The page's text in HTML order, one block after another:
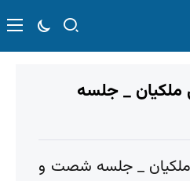
ملکیان _ جلسه
ملکیان _ جلسه شصت و